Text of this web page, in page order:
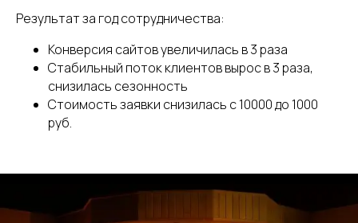
Результат за год сотрудничества:
Конверсия сайтов увеличилась в 3 раза
Стабильный поток клиентов вырос в 3 раза,
снизилась сезонность
Стоимость заявки снизилась с 10000 до 1000
руб.